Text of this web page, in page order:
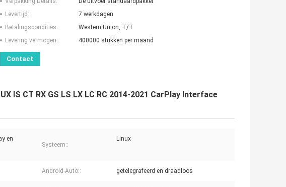
Levertijd:
7 werkdagen
Betalingscondities:
Western Union, T/T
Levering vermogen:
400000 stukken per maand
Contact
IS CT ​​RX GS LS LX LC RC 2014-2021 CarPlay Interface
en
Systeem::
Linux
Android-Auto:: getelegrafeerd en draadloos